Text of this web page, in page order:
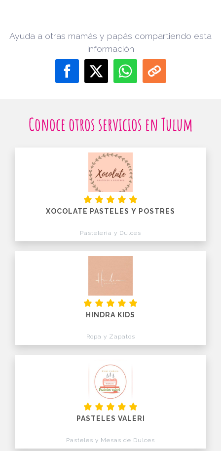
Ayuda a otras mamás y papás compartiendo esta
información
Conoce otros servicios en Tulum
XOCOLATE PASTELES Y POSTRES
Pasteleria y Dulces
HINDRA KIDS
Ropa y Zapatos
PASTELES VALERI
Pasteles y Mesas de Dulces